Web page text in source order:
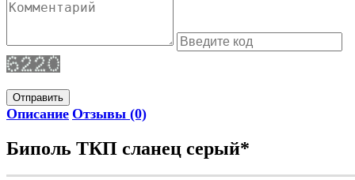
Отправить
Описание Отзывы (0)
Биполь ТКП сланец серый*